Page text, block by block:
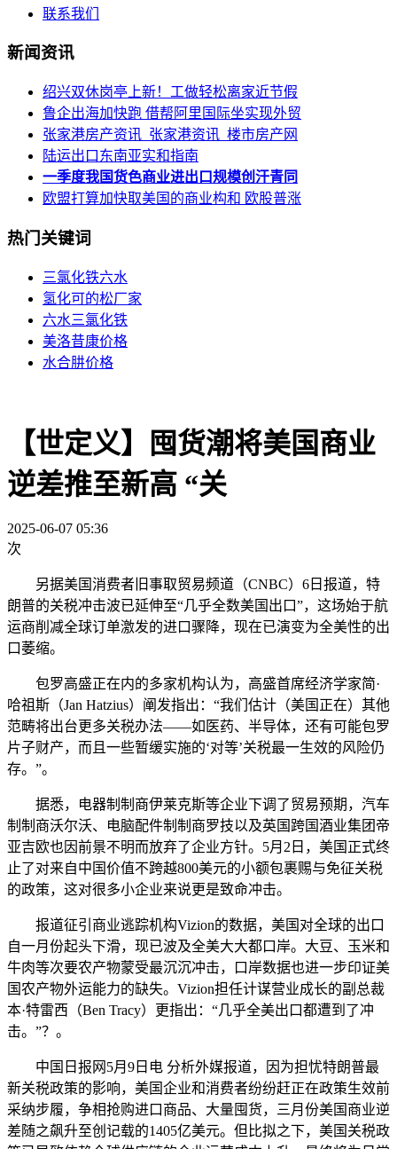
联系我们
新闻资讯
绍兴双休岗亭上新！工做轻松离家近节假
鲁企出海加快跑 借帮阿里国际坐实现外贸
张家港房产资讯_张家港资讯_楼市房产网
陆运出口东南亚实和指南
一季度我国货色商业进出口规模创汗青同
欧盟打算加快取美国的商业构和 欧股普涨
热门关键词
三氯化铁六水
氢化可的松厂家
六水三氯化铁
美洛昔康价格
水合肼价格
【世定义】囤货潮将美国商业
逆差推至新高 “关
2025-06-07 05:36
次
另据美国消费者旧事取贸易频道（CNBC）6日报道，特
朗普的关税冲击波已延伸至“几乎全数美国出口”，这场始于航
运商削减全球订单激发的进口骤降，现在已演变为全美性的出
口萎缩。
包罗高盛正在内的多家机构认为，高盛首席经济学家简·
哈祖斯（Jan Hatzius）阐发指出：“我们估计（美国正在）其他
范畴将出台更多关税办法——如医药、半导体，还有可能包罗
片子财产，而且一些暂缓实施的‘对等’关税最一生效的风险仍
存。”。
据悉，电器制制商伊莱克斯等企业下调了贸易预期，汽车
制制商沃尔沃、电脑配件制制商罗技以及英国跨国酒业集团帝
亚吉欧也因前景不明而放弃了企业方针。5月2日，美国正式终
止了对来自中国价值不跨越800美元的小额包裹赐与免征关税
的政策，这对很多小企业来说更是致命冲击。
报道征引商业逃踪机构Vizion的数据，美国对全球的出口
自一月份起头下滑，现已波及全美大大都口岸。大豆、玉米和
牛肉等次要农产物蒙受最沉沉冲击，口岸数据也进一步印证美
国农产物外运能力的缺失。Vizion担任计谋营业成长的副总裁
本·特雷西（Ben Tracy）更指出：“几乎全美出口都遭到了冲
击。”？。
中国日报网5月9日电 分析外媒报道，因为担忧特朗普最
新关税政策的影响，美国企业和消费者纷纷赶正在政策生效前
采纳步履，争相抢购进口商品、大量囤货，三月份美国商业逆
差随之飙升至创记载的1405亿美元。但比拟之下，美国关税政